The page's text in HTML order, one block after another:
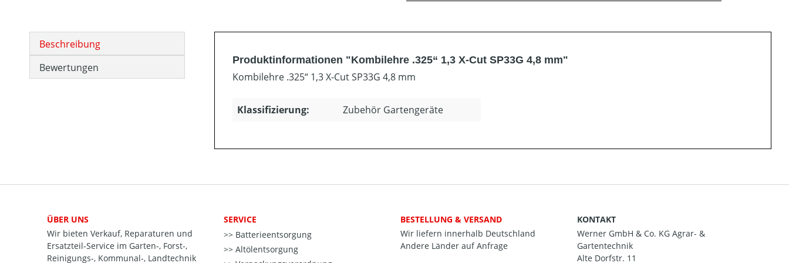
Beschreibung
Bewertungen
Produktinformationen "Kombilehre .325“ 1,3 X-Cut SP33G 4,8 mm"
Kombilehre .325“ 1,3 X-Cut SP33G 4,8 mm
Klassifizierung: Zubehör Gartengeräte
ÜBER UNS
Wir bieten Verkauf, Reparaturen und
Ersatzteil-Service im Garten-, Forst-,
Reinigungs-, Kommunal-, Landtechnik
SERVICE
Batterieentsorgung
Altölentsorgung
BESTELLUNG & VERSAND
Wir liefern innerhalb Deutschland
Andere Länder auf Anfrage
KONTAKT
Werner GmbH & Co. KG Agrar- &
Gartentechnik
Alte Dorfstr. 11